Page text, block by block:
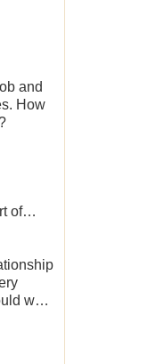
and
How
of
lack
we